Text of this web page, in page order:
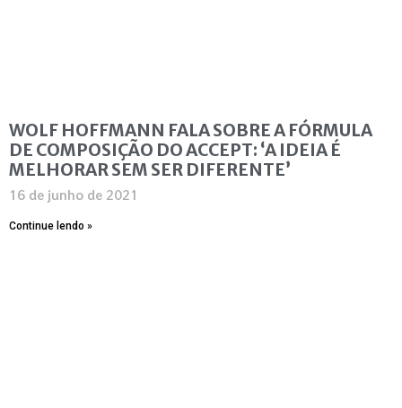
WOLF HOFFMANN FALA SOBRE A FÓRMULA
DE COMPOSIÇÃO DO ACCEPT: ‘A IDEIA É
MELHORAR SEM SER DIFERENTE’
16 de junho de 2021
Continue lendo »